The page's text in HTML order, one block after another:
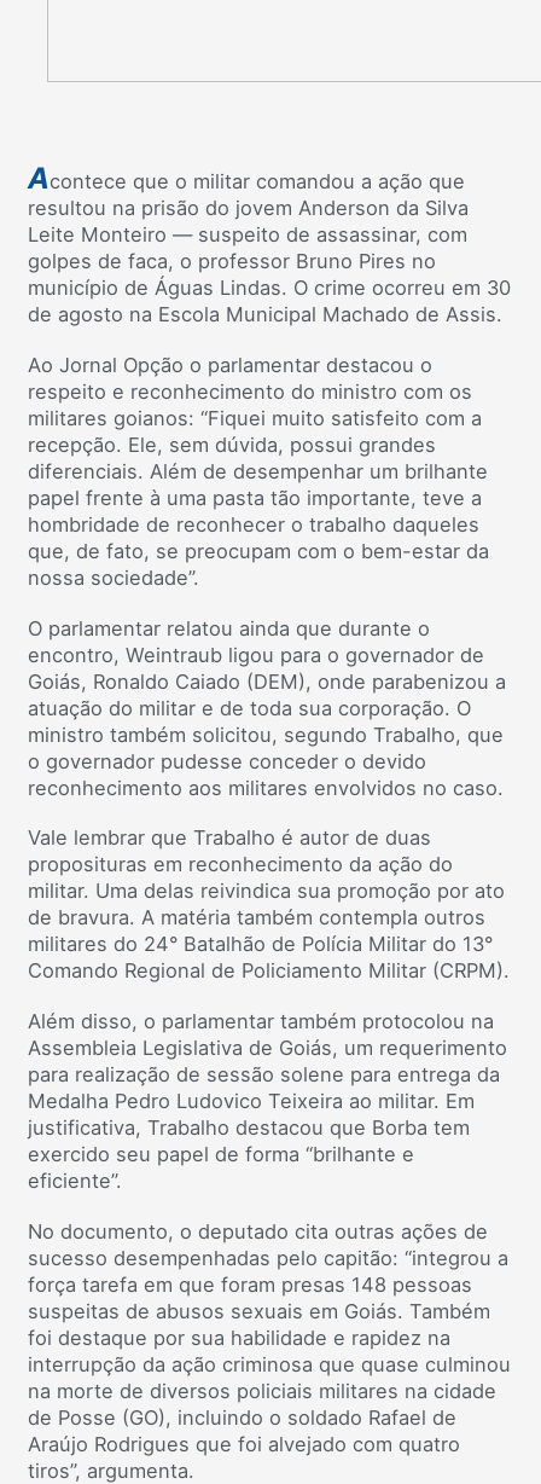
Acontece que o militar comandou a ação que
resultou na prisão do jovem Anderson da Silva
Leite Monteiro — suspeito de assassinar, com
golpes de faca, o professor Bruno Pires no
município de Águas Lindas. O crime ocorreu em 30
de agosto na Escola Municipal Machado de Assis.
Ao Jornal Opção o parlamentar destacou o
respeito e reconhecimento do ministro com os
militares goianos: “Fiquei muito satisfeito com a
recepção. Ele, sem dúvida, possui grandes
diferenciais. Além de desempenhar um brilhante
papel frente à uma pasta tão importante, teve a
hombridade de reconhecer o trabalho daqueles
que, de fato, se preocupam com o bem-estar da
nossa sociedade”.
O parlamentar relatou ainda que durante o
encontro, Weintraub ligou para o governador de
Goiás, Ronaldo Caiado (DEM), onde parabenizou a
atuação do militar e de toda sua corporação. O
ministro também solicitou, segundo Trabalho, que
o governador pudesse conceder o devido
reconhecimento aos militares envolvidos no caso.
Vale lembrar que Trabalho é autor de duas
proposituras em reconhecimento da ação do
militar. Uma delas reivindica sua promoção por ato
de bravura. A matéria também contempla outros
militares do 24° Batalhão de Polícia Militar do 13°
Comando Regional de Policiamento Militar (CRPM).
Além disso, o parlamentar também protocolou na
Assembleia Legislativa de Goiás, um requerimento
para realização de sessão solene para entrega da
Medalha Pedro Ludovico Teixeira ao militar. Em
justificativa, Trabalho destacou que Borba tem
exercido seu papel de forma “brilhante e
eficiente”.
No documento, o deputado cita outras ações de
sucesso desempenhadas pelo capitão: “integrou a
força tarefa em que foram presas 148 pessoas
suspeitas de abusos sexuais em Goiás. Também
foi destaque por sua habilidade e rapidez na
interrupção da ação criminosa que quase culminou
na morte de diversos policiais militares na cidade
de Posse (GO), incluindo o soldado Rafael de
Araújo Rodrigues que foi alvejado com quatro
tiros”, argumenta.